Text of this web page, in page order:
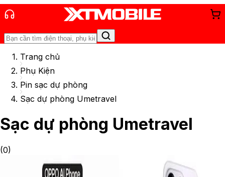
Trang chủ
Phụ Kiện
Pin sạc dự phòng
Sạc dự phòng Umetravel
Sạc dự phòng Umetravel
(0)